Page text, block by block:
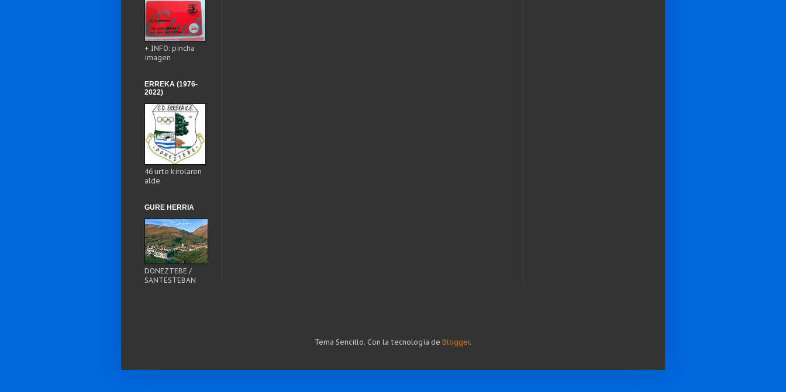
+ INFO: pincha
imagen
ERREKA (1976-
2022)
46 urte kirolaren
alde
GURE HERRIA
DONEZTEBE /
SANTESTEBAN
Tema Sencillo. Con la tecnología de Blogger.